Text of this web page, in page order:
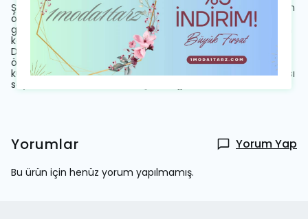
Şık ve gece ortamları için ideal, her yaş grubuna hitap eden
özel tasarım ceket; pantolon takımı; Rahat ve şık bir
görünüm sunan regular kalıp, gün boyu konfor sağlar; Uzun
kollu ve gömlek yakalı ceket ile modern bir siluet oluşturur;
Düz desenli ve geniş paça pantolon, rahat hareket etme
özgürlüğü sunar; Normal bel kesimi ve orta kalınlıkta tüvit
kumaşı ile mevsim geçişlerinde ideal bir tercih; Astarlı yapısı
sayesinde ekstra konfor ve şıklık sağlar;
Yorumlar Yorum Yap
Bu ürün için henüz yorum yapılmamış.